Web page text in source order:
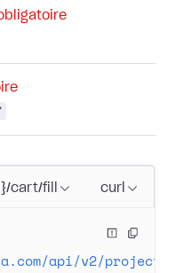
cart/fill curl
api/v2/project/